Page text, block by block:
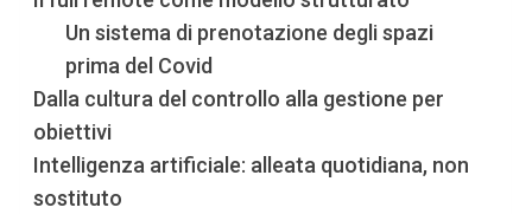
Un sistema di prenotazione degli spazi
prima del Covid
Dalla cultura del controllo alla gestione per
obiettivi
Intelligenza artificiale: alleata quotidiana, non
sostituto